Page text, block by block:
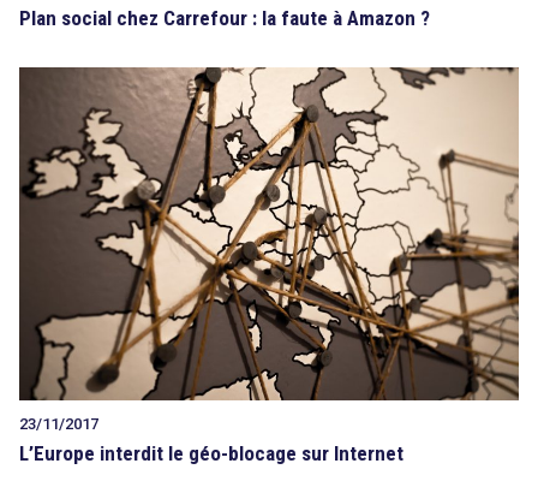
Plan social chez Carrefour : la faute à Amazon ?
23/11/2017
L’Europe interdit le géo-blocage sur Internet